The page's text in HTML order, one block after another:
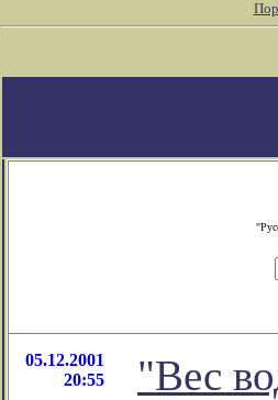
05.12.2001
20:55
"Вес